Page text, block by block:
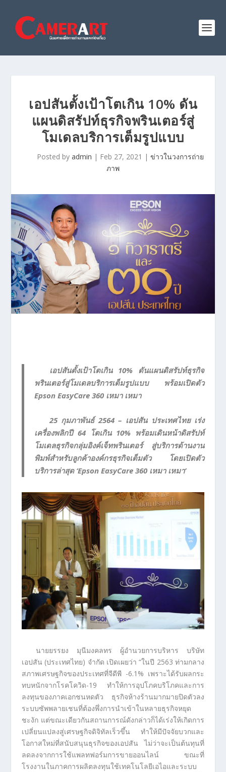
เอปสันตั้งเป้าโตเกิน 10% ดัน
แผนดิสรัปท์ธุรกิจพรินเตอร์สู่
โมเดลบริการเต็มรูปแบบ
Posted by admin | Feb 27, 2021 | ข่าวในวงการถ่าย
ภาพ
เอปสันตั้งเป้าโตเกิน 10% ดันแผนดิสรัปท์ธุรกิจ
พรินเตอร์สู่โมเดลบริการเต็มรูปแบบ พร้อมเปิดตัว
Epson EasyCare 360 เหมา เหมา
25 กุมภาพันธ์ 2564 – เอปสัน ประเทศไทย เร่ง
เครื่องพลิกปี 64 โตเกิน 10% พร้อมเดินหน้าดิสรัปท์
โมเดลธุรกิจกลุ่มอิงค์เจ็ทพรินเตอร์ สู่บริการด้านงาน
พิมพ์สำหรับลูกค้าองค์กรธุรกิจเต็มตัว โดยเปิดตัว
บริการล่าสุด ‘Epson EasyCare 360 เหมา เหมา’
นายยรรยง มุนีมงคลทร ผู้อำนวยการบริหาร บริษัท
เอปสัน (ประเทศไทย) จำกัด เปิดเผยว่า “ในปี 2563 ท่ามกลาง
สภาพเศรษฐกิจของประเทศที่จีดีพี -6.1% เพราะได้รับผลกระ
ทบหนักจากโรคโควิด-19 ทำให้การอุปโภคบริโภคและการ
ลงทุนของภาคเอกชนหดตัว ธุรกิจห้างร้านมากมายปิดตัวลง
ระบบซัพพลายเชนที่ต้องพึ่งการนำเข้าในหลายธุรกิจหยุด
ชะงัก แต่ขณะเดียวกันสถานการณ์ดังกล่าวก็ได้เร่งให้เกิดการ
เปลี่ยนแปลงสู่เศรษฐกิจดิจิทัลเร็วขึ้น ทำให้มีปัจจัยบวกและ
โอกาสใหม่ที่สนับสนุนธุรกิจของเอปสัน ไม่ว่าจะเป็นต้นทุนที่
ลดลงจากการใช้แพลทฟอร์มการขายออนไลน์ ขณะที่
โรงงานในภาคการผลิตลงทุนใช้เทคโนโลยีเอไอและระบบ